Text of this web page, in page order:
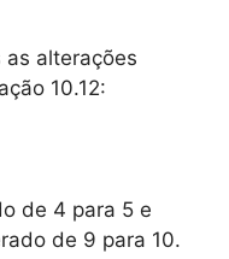
alterações
10.12:
de 4 para 5 e
de 9 para 10.